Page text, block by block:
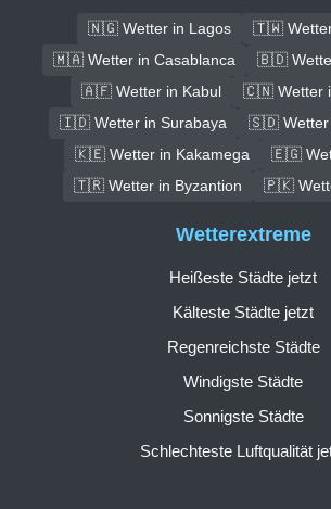
🇳🇬 Wetter in Lagos
🇹🇼 Wetter
🇲🇦 Wetter in Casablanca
🇧🇩
🇦🇫 Wetter in Kabul
🇨🇳 Wetter
🇮🇩 Wetter in Surabaya
🇸🇩 Wetter
🇰🇪 Wetter in Kakamega
🇪🇬
🇹🇷 Wetter in Byzantion
🇵🇰
Wetterextreme
Heißeste Städte jetzt
Kälteste Städte jetzt
Regenreichste Städte
Windigste Städte
Sonnigste Städte
Schlechteste Luftqualität